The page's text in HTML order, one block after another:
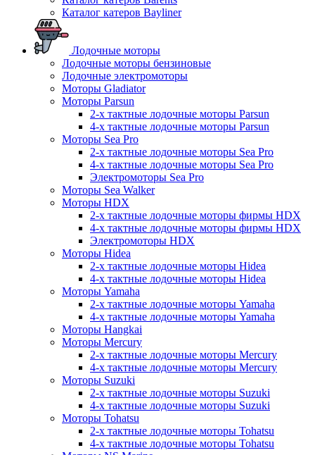
Каталог катеров Bayliner
Лодочные моторы
Лодочные моторы бензиновые
Лодочные электромоторы
Моторы Gladiator
Моторы Parsun
2-х тактные лодочные моторы Parsun
4-х тактные лодочные моторы Parsun
Моторы Sea Pro
2-х тактные лодочные моторы Sea Pro
4-х тактные лодочные моторы Sea Pro
Электромоторы Sea Pro
Моторы Sea Walker
Моторы HDX
2-х тактные лодочные моторы фирмы HDX
4-х тактные лодочные моторы фирмы HDX
Электромоторы HDX
Моторы Hidea
2-х тактные лодочные моторы Hidea
4-х тактные лодочные моторы Hidea
Моторы Yamaha
2-х тактные лодочные моторы Yamaha
4-х тактные лодочные моторы Yamaha
Моторы Hangkai
Моторы Mercury
2-х тактные лодочные моторы Mercury
4-х тактные лодочные моторы Mercury
Моторы Suzuki
2-х тактные лодочные моторы Suzuki
4-х тактные лодочные моторы Suzuki
Моторы Tohatsu
2-х тактные лодочные моторы Tohatsu
4-х тактные лодочные моторы Tohatsu